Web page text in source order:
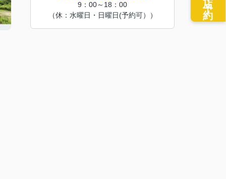
9：00～18：00
（休：水曜日・日曜日(予約可））